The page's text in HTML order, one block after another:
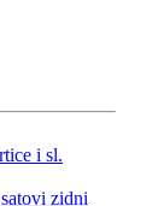
i sl.
zidni